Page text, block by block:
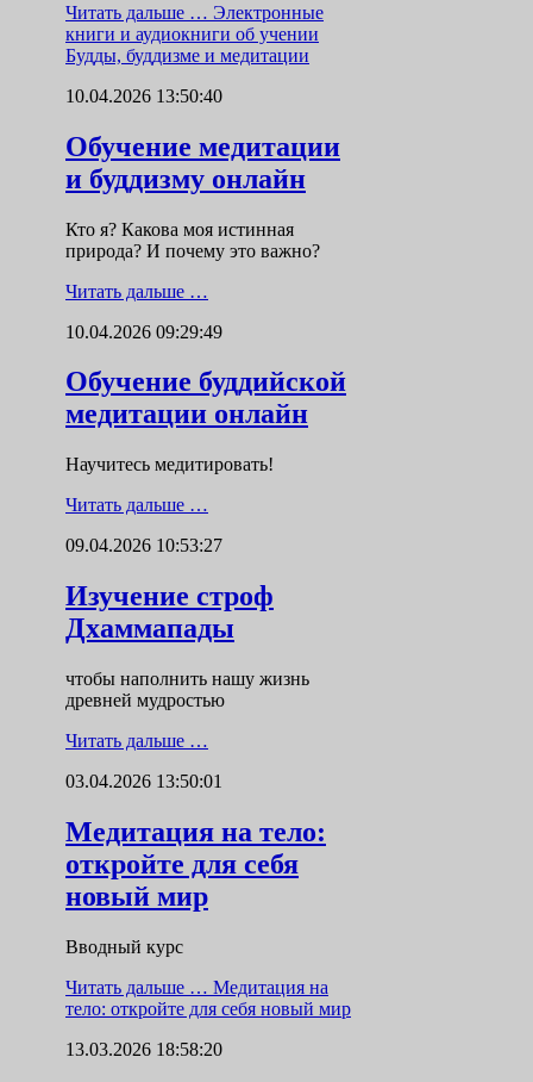
Читать дальше … Электронные
книги и аудиокниги об учении
Будды, буддизме и медитации
10.04.2026 13:50:40
Обучение медитации
и буддизму онлайн
Кто я? Какова моя истинная
природа? И почему это важно?
Читать дальше …
10.04.2026 09:29:49
Обучение буддийской
медитации онлайн
Научитесь медитировать!
Читать дальше …
09.04.2026 10:53:27
Изучение строф
Дхаммапады
чтобы наполнить нашу жизнь
древней мудростью
Читать дальше …
03.04.2026 13:50:01
Медитация на тело:
откройте для себя
новый мир
Вводный курс
Читать дальше … Медитация на
тело: откройте для себя новый мир
13.03.2026 18:58:20